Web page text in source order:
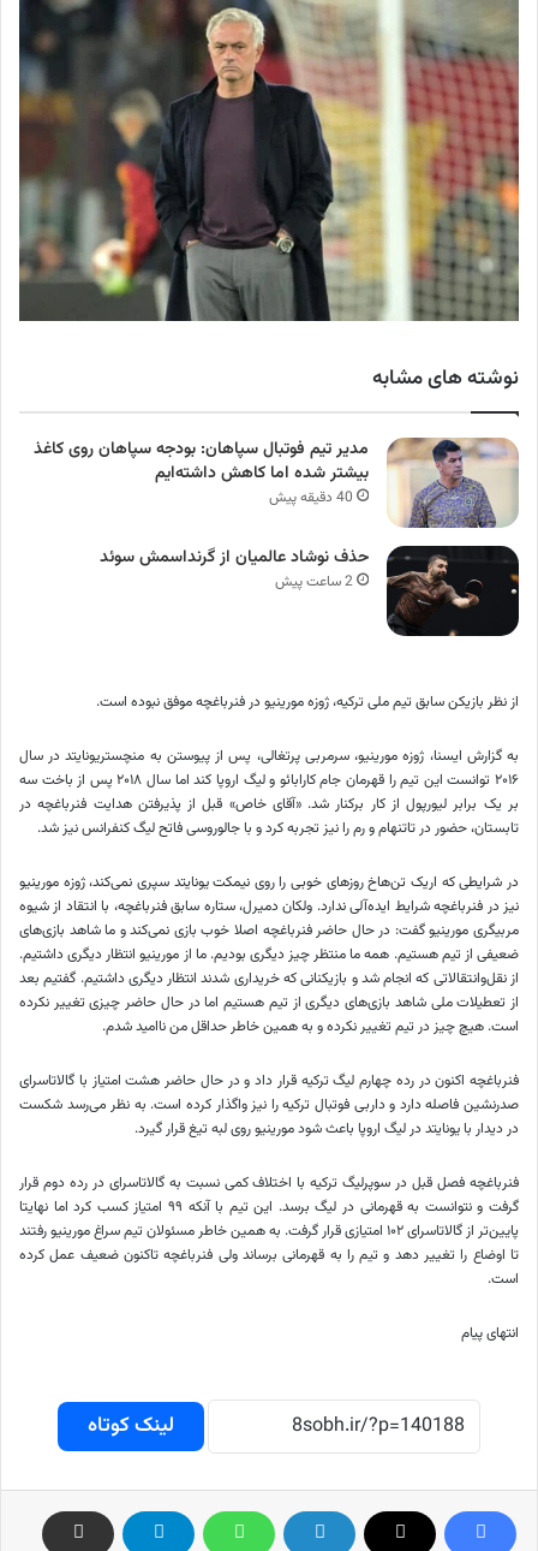
نوشته های مشابه
مدیر تیم فوتبال سپاهان: بودجه سپاهان روی کاغذ
بیشتر شده اما کاهش داشته‌ایم
40 دقیقه پیش
حذف نوشاد عالمیان از گرنداسمش سوئد
2 ساعت پیش
از نظر بازیکن سابق تیم ملی ترکیه، ژوزه مورینیو در فنرباغچه موفق نبوده است.
به گزارش ایسنا، ژوزه مورینیو، سرمربی پرتغالی، پس از پیوستن به منچستریونایتد در سال
۲۰۱۶ توانست این تیم را قهرمان جام کارابائو و لیگ اروپا کند اما سال ۲۰۱۸ پس از باخت سه
بر یک برابر لیورپول از کار برکنار شد. «آقای خاص» قبل از پذیرفتن هدایت فنرباغچه در
تابستان، حضور در تاتنهام و رم را نیز تجربه کرد و با جالوروسی فاتح لیگ کنفرانس نیز شد.
در شرایطی که اریک تن‌هاخ روزهای خوبی را روی نیمکت یونایتد سپری نمی‌کند، ژوزه مورینیو
نیز در فنرباغچه شرایط ایده‌آلی ندارد. ولکان دمیرل، ستاره سابق فنرباغچه، با انتقاد از شیوه
مربیگری مورینیو گفت: در حال حاضر فنرباغچه اصلا خوب بازی نمی‌کند و ما شاهد بازی‌های
ضعیفی از تیم هستیم. همه ما منتظر چیز دیگری بودیم. ما از مورینیو انتظار دیگری داشتیم.
از نقل‌وانتقالاتی که انجام شد و بازیکنانی که خریداری شدند انتظار دیگری داشتیم. گفتیم بعد
از تعطیلات ملی شاهد بازی‌های دیگری از تیم هستیم اما در حال حاضر چیزی تغییر نکرده
است. هیچ چیز در تیم تغییر نکرده و به همین خاطر حداقل من ناامید شدم.
فنرباغچه اکنون در رده چهارم لیگ ترکیه قرار داد و در حال حاضر هشت امتیاز با گالاتاسرای
صدرنشین فاصله دارد و داربی فوتبال ترکیه را نیز واگذار کرده است. به نظر می‌رسد شکست
در دیدار با یونایتد در لیگ اروپا باعث شود مورینیو روی لبه تیغ قرار گیرد.
فنرباغچه فصل قبل در سوپرلیگ ترکیه با اختلاف کمی نسبت به گالاتاسرای در رده دوم قرار
گرفت و نتوانست به قهرمانی در لیگ برسد. این تیم با آنکه ۹۹ امتیاز کسب کرد اما نهایتا
پایین‌تر از گالاتاسرای ۱۰۲ امتیازی قرار گرفت. به همین خاطر مسئولان تیم سراغ مورینیو رفتند
تا اوضاع را تغییر دهد و تیم را به قهرمانی برساند ولی فنرباغچه تاکنون ضعیف عمل کرده
است.
انتهای پیام
لینک کوتاه